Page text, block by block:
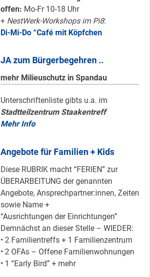
offen: Mo-Fr 10-18 Uhr
+ NestWerk-Workshops im Pi8:
Di-Mi-Do “Café mit Köpfchen
JA zum Bürgerbegehren ..
mehr Milieuschutz in Spandau
Unterschriftenliste gibts u.a. im
Stadtteilzentrum Staakentreff
Mehr Info
Angebote für Familien + Kids
Diese RUBRIK macht “FERIEN” zur
ÜBERARBEITUNG der genannten
Angebote, Ansprechpartner:innen, Zeiten
sowie Name +
“Ausrichtungen der Einrichtungen”
Demnächst an dieser Stelle – WIEDER:
• 2 Familientreffs + 1 Familienzentrum
• 2 OFAs – Offene Familienwohnungen
• 1 “Early Bird” + mehr
2023-25 …
Ein echtes “PLUS”
Nord …
Staaken: Immer
schön sauber
halten!
Neuer Look für’s
#Nachbarschaftmachen
Mit dem
“Redemobil” im
Kiez unterwegs …